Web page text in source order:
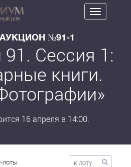
Toggle
navigation
№91-1
91. Сессия 1:
книги.
16 апреля в 14:00.
лоты